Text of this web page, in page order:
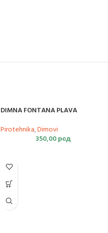
DIMNA FONTANA PLAVA
Pirotehnika,Dimovi
350,00рсд